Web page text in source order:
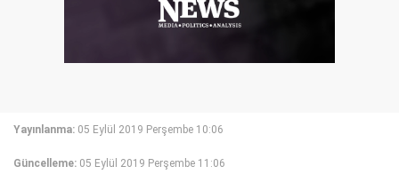
Yayınlanma: 05 Eylül 2019 Perşembe 10:06
Güncelleme: 05 Eylül 2019 Perşembe 11:06